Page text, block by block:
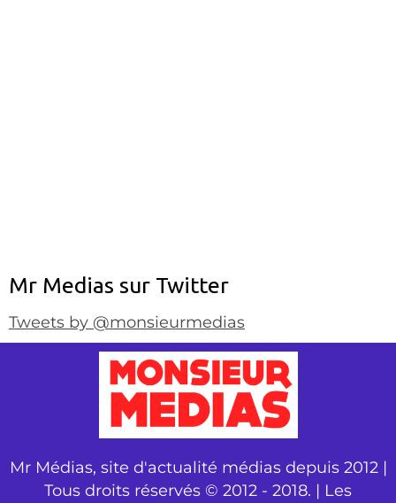
Mr Medias sur Twitter
Tweets by @monsieurmedias
Mr Médias, site d'actualité médias depuis 2012 |
Tous droits réservés © 2012 - 2018. | Les